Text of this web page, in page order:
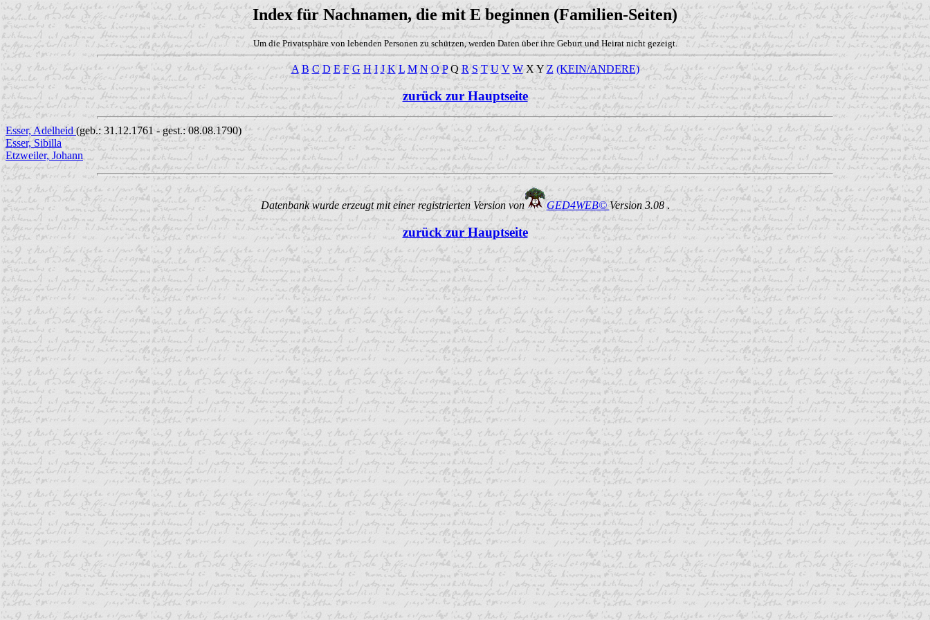
Index für Nachnamen, die mit E beginnen (Familien-Seiten)
Um die Privatsphäre von lebenden Personen zu schützen, werden Daten über ihre Geburt und Heirat nicht gezeigt.
A B C D E F G H I J K L M N O PQR S T U V WX YZ (KEIN/ANDERE)
zurück zur Hauptseite
Esser, Adelheid(geb.: 31.12.1761 - gest.: 08.08.1790)
Esser, Sibilla
Etzweiler, Johann
Datenbank wurde erzeugt mit einer registrierten Version von GED4WEB©Version 3.08.
zurück zur Hauptseite